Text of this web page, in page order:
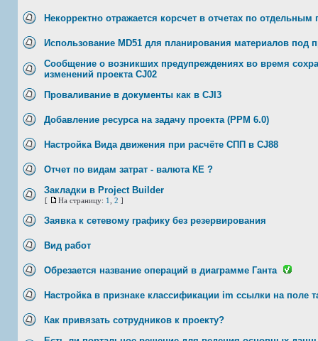
Некорректно отражается корсчет в отчетах по отдельным
Использование MD51 для планирования материалов под
Сообщение о возникших предупреждениях во время
изменений проекта CJ02
Проваливание в документы как в CJI3
Добавление ресурса на задачу проекта (PPM 6.0)
Настройка Вида движения при расчёте СПП в CJ88
Отчет по видам затрат - валюта КЕ ?
Закладки в Project Builder
[ На страницу: 1 2 ]
Заявка к сетевому графику без резервирования
Вид работ
Обрезается название операций в диаграмме Ганта
Настройка в признаке классификации im ссылки на поле
Как привязать сотрудников к проекту?